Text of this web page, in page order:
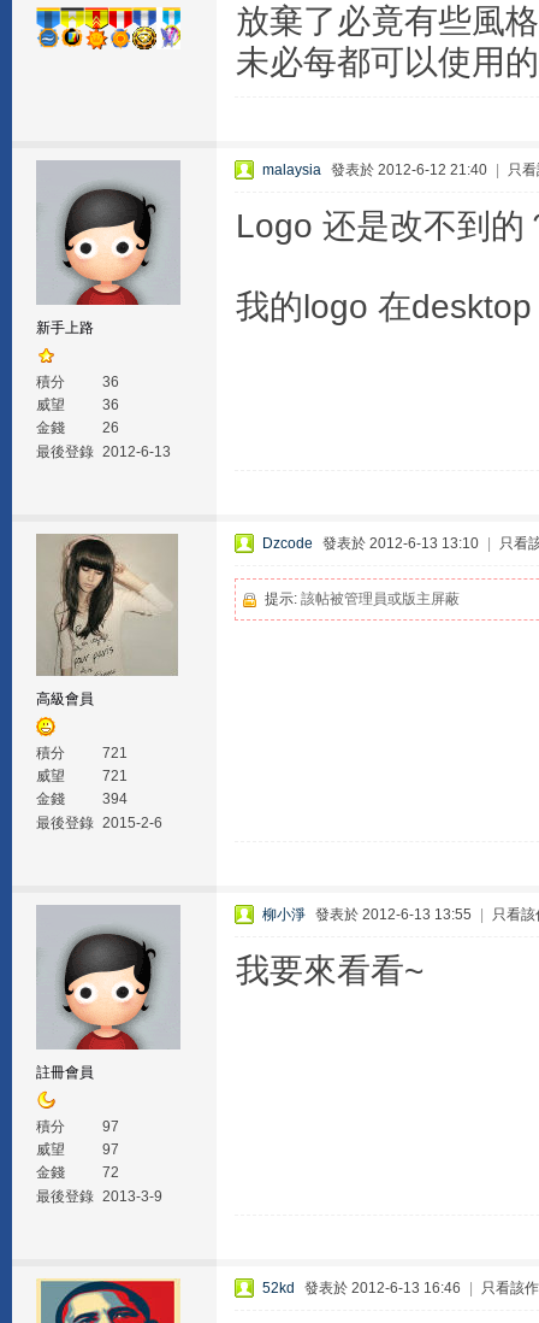
放棄了必竟有些風
未必每都可以使用
新手上路
積分
36
威望
36
金錢
26
最後登錄 2012-6-13
malaysia 發表於 2012-6-12 21:40 只
Logo 还是改不到的
我的logo 在
高級會員
積分
721
威望
721
金錢
394
最後登錄 2015-2-6
Dzcode 發表於 2012-6-13 13:10 只看
提示: 該帖被管理員或版主屏蔽
註冊會員
積分
97
威望
97
金錢
72
最後登錄 2013-3-9
柳小淨 發表於 2012-6-13 13:55 只看該
我要來看看~
52kd 發表於 2012-6-13 16:46 只看該